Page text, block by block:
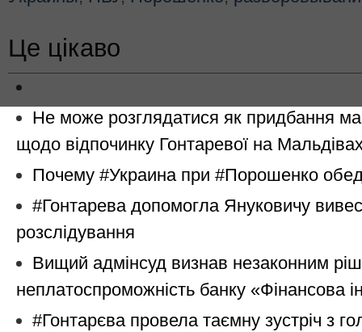
Це цікаво
Не може розглядатися як придбання
щодо відпочинку Гонтаревої на
Почему #Украина при #Порошенко
#Гонтарева допомогла Януковичу
розслідування
Вищий адмінсуд визнав незаконним
неплатоспроможність банку «Фінансова
#Гонтарєва провела таємну зустріч з